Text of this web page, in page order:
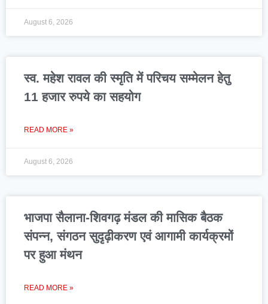
August 6, 2026
स्व. महेश रावल की स्मृति में परिचय सम्मेलन हेतु
11 हजार रुपये का सहयोग
READ MORE »
August 6, 2026
भाजपा सैलाना-शिवगढ़ मंडल की मासिक बैठक
संपन्न, संगठन सुदृढ़ीकरण एवं आगामी कार्यक्रमों
पर हुआ मंथन
READ MORE »